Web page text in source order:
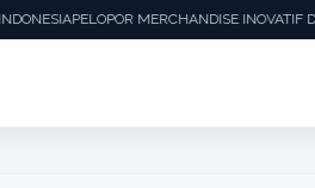
PELOPOR MERCHANDISE INOVATIF